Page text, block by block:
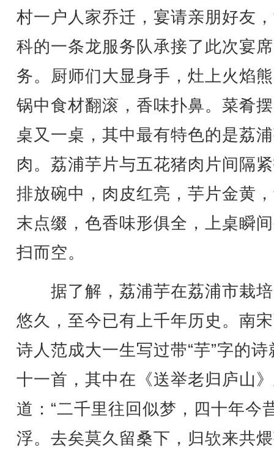
村一户人家乔迁，宴请亲朋好友
科的一条龙服务队承接了此次宴
务。厨师们大显身手，灶上火焰
锅中食材翻滚，香味扑鼻。菜肴
桌又一桌，其中最有特色的是荔
肉。荔浦芋片与五花猪肉片间隔
排放碗中，肉皮红亮，芋片金黄
末点缀，色香味形俱全，上桌瞬
扫而空。
据了解，荔浦芋在荔浦市栽
悠久，至今已有上千年历史。南
诗人范成大一生写过带“芋”字的诗
十一首，其中在《送举老归庐山
道：“二千里往回似梦，四十年今
浮。去矣莫久留桑下，归欤来共